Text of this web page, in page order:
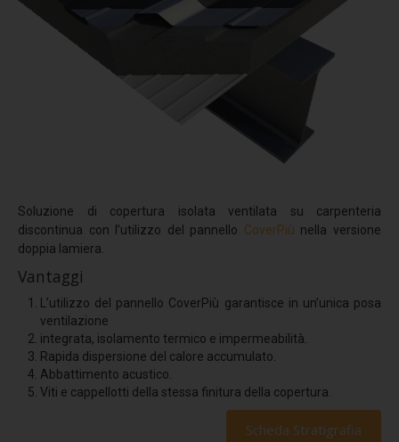
Resistenza meccanica
Simulatore pioggia
Sistemi anticaduta - Linee Vita
Linea vita V-STOP
Dispositivi TIPO D
R-STOP BINARIO
Dispositivi TIPO A
POLE
POLE HI
Soluzione di copertura isolata ventilata su carpenteria
discontinua con l’utilizzo del pannello CoverPiù nella versione
doppia lamiera.
Vantaggi
L’utilizzo del pannello CoverPiù garantisce in un’unica posa
ventilazione
integrata, isolamento termico e impermeabilità.
Rapida dispersione del calore accumulato.
Abbattimento acustico.
Viti e cappellotti della stessa finitura della copertura.
Scheda Stratigrafia